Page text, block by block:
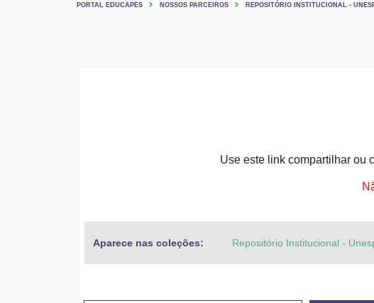
PORTAL EDUCAPES NOSSOS PARCEIROS REPOSITÓRIO INSTITUCIONAL -
Use este link compartilhar ou
Aparece nas coleções: Repositório Institucional -